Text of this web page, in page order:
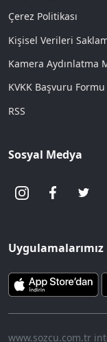
Çerez Politikası
Kişisel Verileri
Kamera Aydınlatma
KVKK Başvuru Formu
RSS
Sosyal Medya
Uygulamalarımız
www.sozcu.com.tr